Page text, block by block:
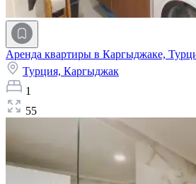
Аренда квартиры в Каргыджаке,
Турция, Каргыджак
1
55